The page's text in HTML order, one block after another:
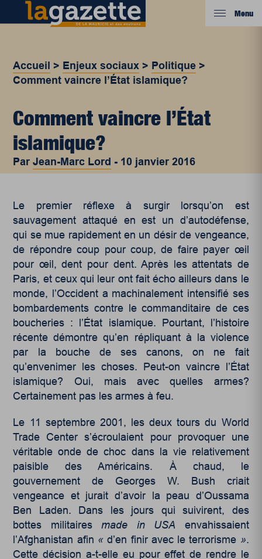
Menu
Accueil > Enjeux sociaux > Politique >
Comment vaincre l’État islamique?
Comment vaincre l’État
islamique?
ParJean-Marc Lord - 10 janvier 2016
Le premier réflexe à surgir lorsqu’on est
sauvagement attaqué en est un d’autodéfense,
qui se mue rapidement en un désir de vengeance,
de répondre coup pour coup, de faire payer œil
pour œil, dent pour dent. Après les attentats de
Paris, et ceux qui leur ont fait écho ailleurs dans le
monde, l’Occident a machinalement intensifié ses
bombardements contre le commanditaire de ces
boucheries : l’État islamique. Pourtant, l’histoire
récente démontre qu’en répliquant à la violence
par la bouche de ses canons, on ne fait
qu’envenimer les choses. Peut-on vaincre l’État
islamique? Oui, mais avec quelles armes?
Certainement pas les armes à feu.
Le 11 septembre 2001, les deux tours du World
Trade Center s’écroulaient pour provoquer une
véritable onde de choc dans la vie relativement
paisible des Américains. À chaud, le
gouvernement de Georges W. Bush criait
vengeance et jurait d’avoir la peau d’Oussama
Ben Laden. Dans les jours qui suivirent, des
bottes militairesmade in USA envahissaient
l’Afghanistan afin «d’en finir avec le terrorisme ».
Cette décision a-t-elle eu pour effet de rendre le